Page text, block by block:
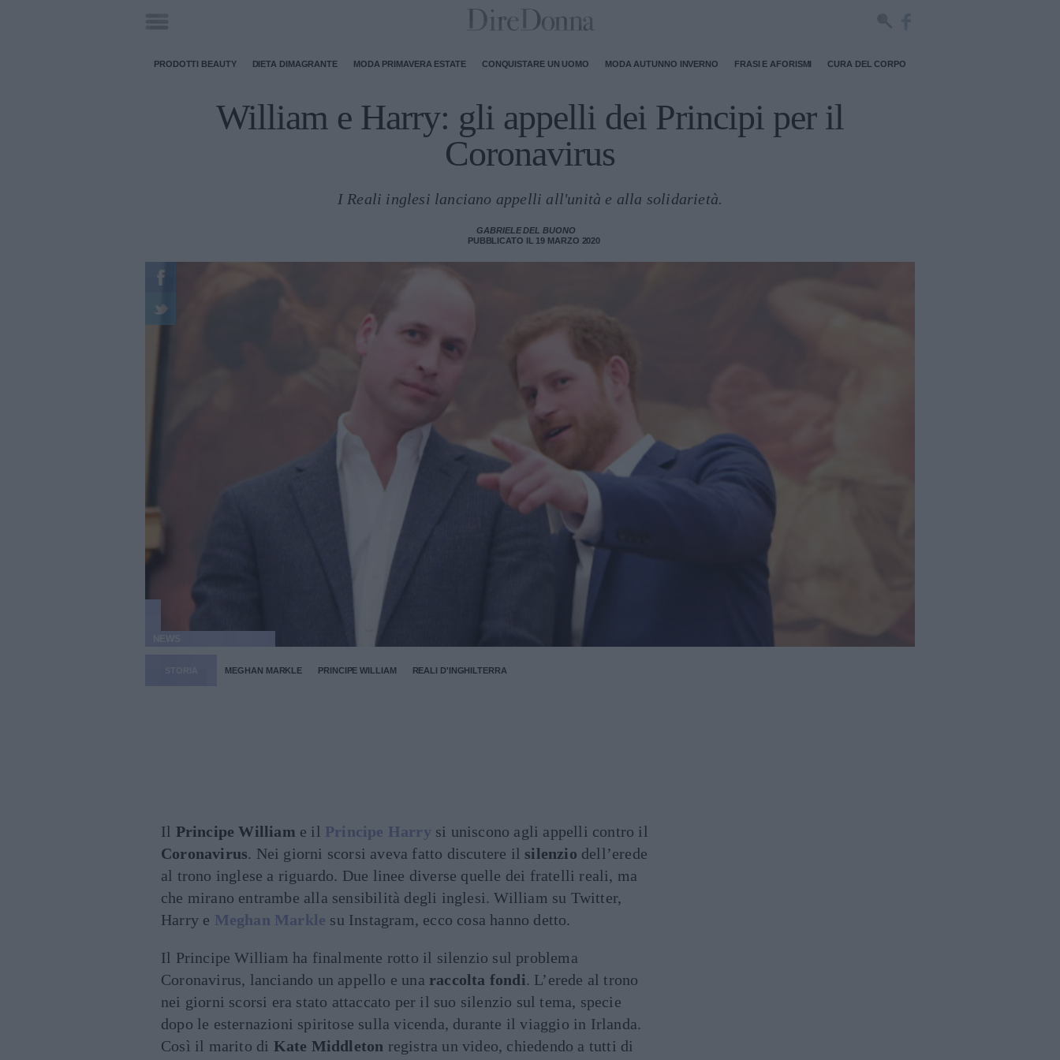
PRODOTTI BEAUTY DIETA DIMAGRANTE MODA PRIMAVERA ESTATE CONQUISTARE UN UOMO MODA AUTUNNO INVERNO FRASI E AFORISMI CURA DEL CORPO
William e Harry: gli appelli dei Principi per il
Coronavirus
I Reali inglesi lanciano appelli all'unità e alla solidarietà.
GABRIELE DEL BUONO
PUBBLICATO IL 19 MARZO 2020
MEGHAN MARKLE PRINCIPE WILLIAM REALI D'INGHILTERRA
Il Principe William e il Principe Harry si uniscono agli appelli contro il
Coronavirus. Nei giorni scorsi aveva fatto discutere il silenzio dell’erede
al trono inglese a riguardo. Due linee diverse quelle dei fratelli reali, ma
che mirano entrambe alla sensibilità degli inglesi. William su Twitter,
Harry e Meghan Markle su Instagram, ecco cosa hanno detto.
Il Principe William ha finalmente rotto il silenzio sul problema
Coronavirus, lanciando un appello e una raccolta fondi. L’erede al trono
nei giorni scorsi era stato attaccato per il suo silenzio sul tema, specie
dopo le esternazioni spiritose sulla vicenda, durante il viaggio in Irlanda.
Così il marito di Kate Middleton registra un video, chiedendo a tutti di